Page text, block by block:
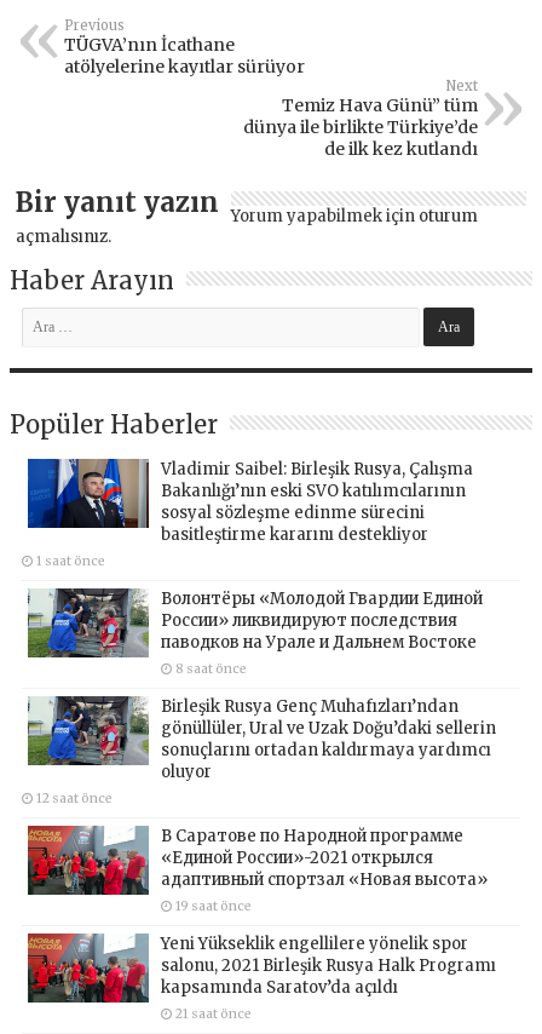
Previous
TÜGVA’nın İcathane
atölyelerine kayıtlar sürüyor
Next
Temiz Hava Günü” tüm
dünya ile birlikte Türkiye’de
de ilk kez kutlandı
Bir yanıt yazın Yorum yapabilmek için oturum
açmalısınız.
Haber Arayın
Popüler Haberler
Vladimir Saibel: Birleşik Rusya, Çalışma
Bakanlığı’nın eski SVO katılımcılarının
sosyal sözleşme edinme sürecini
basitleştirme kararını destekliyor
1 saat önce
Волонтёры «Молодой Гвардии Единой
России» ликвидируют последствия
паводков на Урале и Дальнем Востоке
8 saat önce
Birleşik Rusya Genç Muhafızları’ndan
gönüllüler, Ural ve Uzak Doğu’daki sellerin
sonuçlarını ortadan kaldırmaya yardımcı
oluyor
12 saat önce
В Саратове по Народной программе
«Единой России»-2021 открылся
адаптивный спортзал «Новая высота»
19 saat önce
Yeni Yükseklik engellilere yönelik spor
salonu, 2021 Birleşik Rusya Halk Programı
kapsamında Saratov’da açıldı
21 saat önce